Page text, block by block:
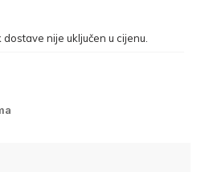
dostave nije uključen u cijenu.